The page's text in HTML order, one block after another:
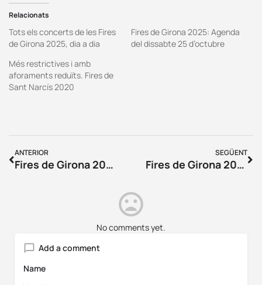
Relacionats
Tots els concerts de les Fires
de Girona 2025, dia a dia
Fires de Girona 2025: Agenda
del dissabte 25 d’octubre
Més restrictives i amb
aforaments reduïts. Fires de
Sant Narcís 2020
ANTERIOR
Fires de Girona 2025: Agenda del dimarts 28 d’octubre
SEGÜENT
Fires de Girona 2025: Agenda del dijous 30 d’octubre
No comments yet.
Add a comment
Name